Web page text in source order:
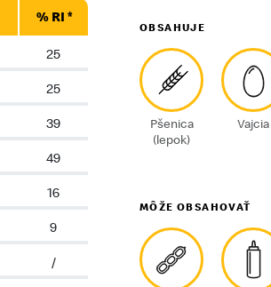
% RI *
25
25
39
49
16
9
/
OBSAHUJE
Pšenica
(lepok)
Vajcia
MÔŽE OBSAHOVAŤ